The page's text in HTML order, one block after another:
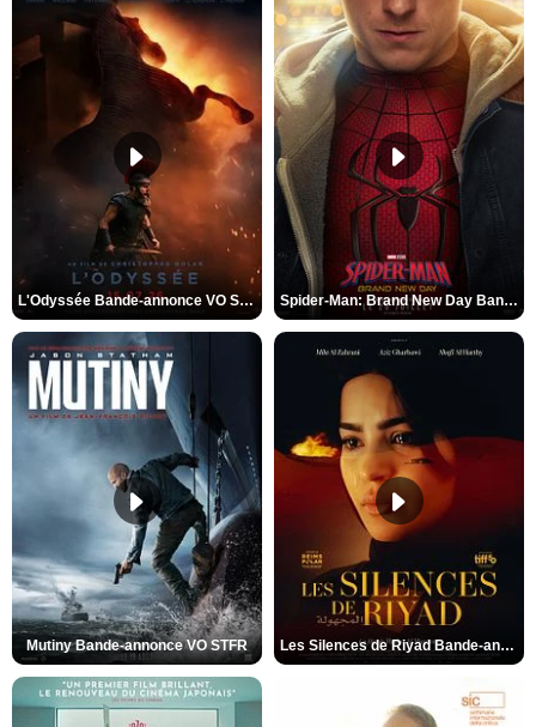
L'Odyssée Bande-annonce VO STFR Spider-Man: Brand New Day Bande-annonce VO STFR
Mutiny Bande-annonce VO STFR Les Silences de Riyad Bande-annonce VO STFR